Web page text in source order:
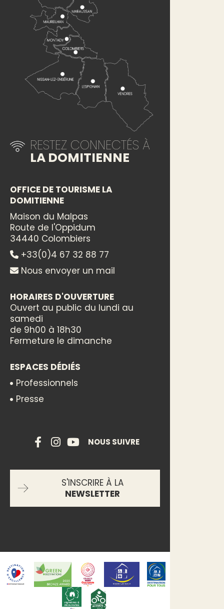
RESTEZ CONNECTÉS À
LA DOMITIENNE
OFFICE DE TOURISME LA
DOMITIENNE
Maison du Malpas
Route de l'Oppidum
34440 Colombiers
+33(0)4 67 32 88 77
Nous envoyer un mail
HORAIRES D'OUVERTURE
Ouvert au public du lundi au
samedi
de 9h00 à 18h30
Fermeture le dimanche
ESPACES DÉDIÉS
Professionnels
Presse
NOUS SUIVRE
S'INSCRIRE À LA
NEWSLETTER